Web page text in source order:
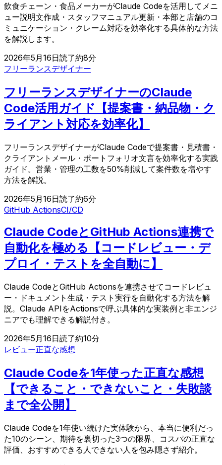
飲食チェーン・食品メーカーがClaude Codeを活用してメニ
ュー説明文作成・スタッフマニュアル更新・本部と店舗のコ
ミュニケーション・クレーム対応を効率化する具体的な方法
を解説します。
2026年5月16日読了約8分
フリーランスデザイナー
フリーランスデザイナーのClaude
Code活用ガイド【提案書・納品物・ク
ライアント対応を効率化】
フリーランスデザイナーがClaude Codeで提案書・見積書・
クライアントメール・ポートフォリオ文言を効率化する実践
ガイド。営業・管理の工数を50%削減して案件数を増やす
方法を解説。
2026年5月16日読了約6分
GitHub ActionsCI/CD
Claude CodeとGitHub Actions連携で
自動化を極める【コードレビュー・デ
プロイ・テストを全自動に】
Claude CodeとGitHub Actionsを連携させてコードレビュ
ー・ドキュメント生成・テスト実行を自動化する方法を解
説。Claude APIをActionsで呼ぶ具体的な実装例と非エンジ
ニアでも理解できる解説付き。
2026年5月16日読了約10分
レビュー正直な感想
Claude Codeを1年使った正直な感想
【できること・できないこと・失敗談
まで全公開】
Claude Codeを1年使い続けた実体験から、本当に便利だっ
た10のシーン、期待を裏切った3つの限界、コスパの正直な
評価、おすすめできる人できない人を包み隠さず紹介。